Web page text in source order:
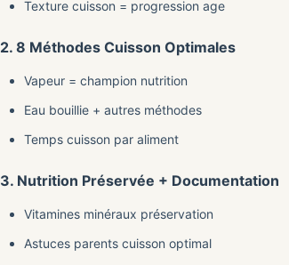
Texture cuisson = progression age
2. 8 Méthodes Cuisson Optimales
Vapeur = champion nutrition
Eau bouillie + autres méthodes
Temps cuisson par aliment
3. Nutrition Préservée + Documentation
Vitamines minéraux préservation
Astuces parents cuisson optimal